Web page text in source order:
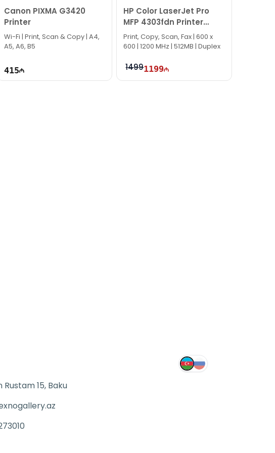
Canon PIXMA G3420
Printer
Wi-Fi | Print, Scan & Copy | A4,
A5, A6, B5
415
HP Color LaserJet Pro
MFP 4303fdn Printer
5HH66A
Print, Copy, Scan, Fax | 600 x
600 | 1200 MHz | 512MB | Duplex
14991199
Rustam 15, Baku